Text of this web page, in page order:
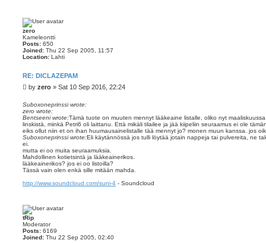
zero
Kameleontti
Posts: 650
Joined: Thu 22 Sep 2005, 11:57
Location: Lahti
RE: DICLAZEPAM
P
s
t
by zero » Sat 10 Sep 2016, 22:24
Suboxoneprinssi wrote:
zero wrote:
Bentseeni wrote:Tämä tuote on muuten mennyt lääkeaine listalle, oliko nyt
linskistä, minkä Petri6 oli laittanu. Että mikäli tilailee ja jää kiipeliin seuraamus ei ole
eiks ollut niin et on ihan huumausainelistalle tää mennyt jo? monen muun kanssa. jos
Suboxoneprinssi wrote:Eli käytännössä jos tulli löytää jotain nappeja tai pulvereita, ne
ei.
mutta ei oo muita seuraamuksia.
Mahdollinen kotietsintä ja lääkeainerikos.
lääkeainerikos? jos ei oo listoilla?
Tässä vain olen enkä sille mitään mahda.
http://www.soundcloud.com/suni-4 - Soundcloud
tRip
Moderator
Posts: 6169
Joined: Thu 22 Sep 2005, 02:40